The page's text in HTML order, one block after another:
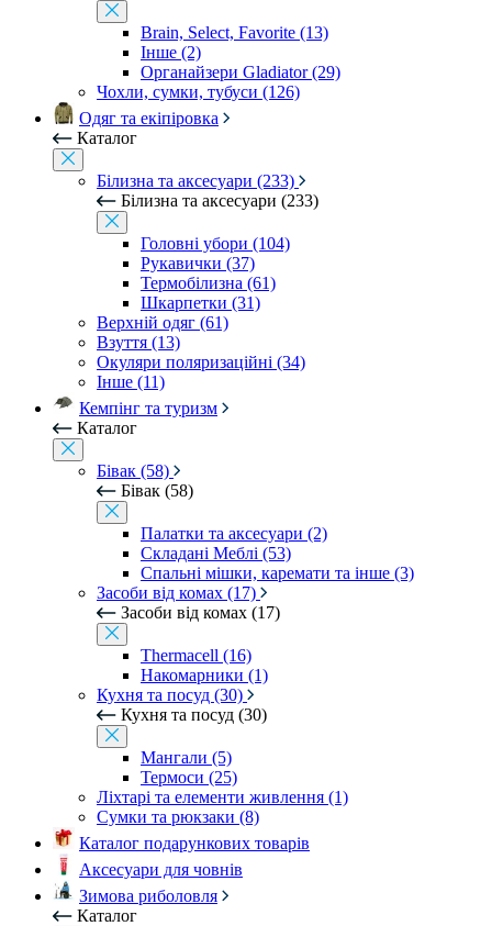
Brain, Select, Favorite (13)
Інше (2)
Органайзери Gladiator (29)
Чохли, сумки, тубуси (126)
Одяг та екіпіровка
Каталог
Білизна та аксесуари (233)
Білизна та аксесуари (233)
Головні убори (104)
Рукавички (37)
Термобілизна (61)
Шкарпетки (31)
Верхній одяг (61)
Взуття (13)
Окуляри поляризаційні (34)
Інше (11)
Кемпінг та туризм
Каталог
Бівак (58)
Бівак (58)
Палатки та аксесуари (2)
Складані Меблі (53)
Спальні мішки, каремати та інше (3)
Засоби від комах (17)
Засоби від комах (17)
Thermacell (16)
Накомарники (1)
Кухня та посуд (30)
Кухня та посуд (30)
Мангали (5)
Термоси (25)
Ліхтарі та елементи живлення (1)
Сумки та рюкзаки (8)
Каталог подарункових товарів
Аксесуари для човнів
Зимова риболовля
Каталог